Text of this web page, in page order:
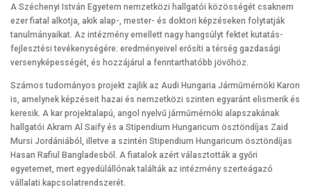
A Széchenyi István Egyetem nemzetközi hallgatói közösségét csaknem
ezer fiatal alkotja, akik alap-, mester- és doktori képzéseken folytatják
tanulmányaikat. Az intézmény emellett nagy hangsúlyt fektet kutatás-
fejlesztési tevékenységére: eredményeivel erősíti a térség gazdasági
versenyképességét, és hozzájárul a fenntarthatóbb jövőhöz.
Számos tudományos projekt zajlik az Audi Hungaria Járműmérnöki Karon
is, amelynek képzéseit hazai és nemzetközi szinten egyaránt elismerik és
keresik. A kar projektalapú, angol nyelvű járműmérnöki alapszakának
hallgatói Akram Al Saify és a Stipendium Hungaricum ösztöndíjas Zaid
Mursi Jordániából, illetve a szintén Stipendium Hungaricum ösztöndíjas
Hasan Rafiul Bangladesből. A fiatalok azért választották a győri
egyetemet, mert egyedülállónak találták az intézmény szerteágazó
vállalati kapcsolatrendszerét.